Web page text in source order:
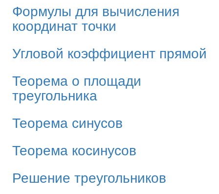
Формулы для вычисления
координат точки
Угловой коэффициент прямой
Теорема о площади
треугольника
Теорема синусов
Теорема косинусов
Решение треугольников